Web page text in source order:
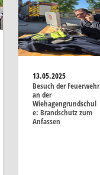
13.05.2025
Besuch der Feuerwehr
an der
Wiehagengrundschul
e: Brandschutz zum
Anfassen